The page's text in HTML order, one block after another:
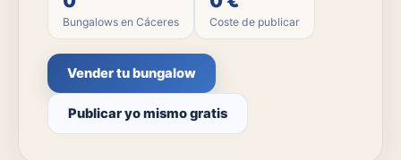
Bungalows en Cáceres Coste de publicar
Vender tu bungalow
Publicar yo mismo gratis